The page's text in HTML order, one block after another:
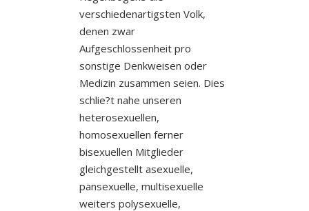
verschiedenartigsten Volk,
denen zwar
Aufgeschlossenheit pro
sonstige Denkweisen oder
Medizin zusammen seien. Dies
schlie?t nahe unseren
heterosexuellen,
homosexuellen ferner
bisexuellen Mitglieder
gleichgestellt asexuelle,
pansexuelle, multisexuelle
weiters polysexuelle,